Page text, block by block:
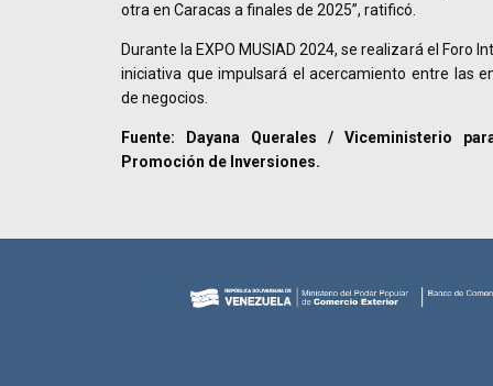
otra en Caracas a finales de 2025”, ratificó.
Durante la EXPO MUSIAD 2024, se realizará el Foro
iniciativa que impulsará el acercamiento entre las
de negocios.
Fuente: Dayana Querales / Viceministerio
Promoción de Inversiones.